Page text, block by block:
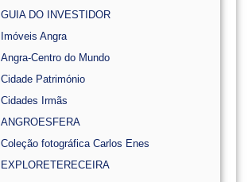
GUIA DO INVESTIDOR
Imóveis Angra
Angra-Centro do Mundo
Cidade Património
Cidades Irmãs
ANGROESFERA
Coleção fotográfica Carlos Enes
EXPLORETERECEIRA